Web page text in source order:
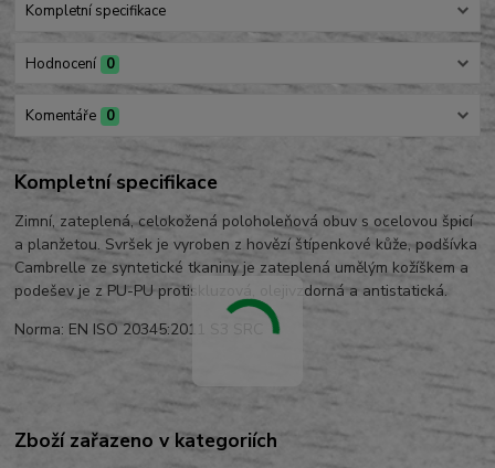
Kompletní specifikace
Hodnocení 0
Komentáře 0
Kompletní specifikace
Zimní, zateplená, celokožená poloholeňová obuv s ocelovou špicí
a planžetou. Svršek je vyroben z hovězí štípenkové kůže, podšívka
Cambrelle ze syntetické tkaniny je zateplená umělým kožíškem a
podešev je z PU-PU protiskluzová, olejivzdorná a antistatická.
Norma: EN ISO 20345:2011 S3 SRC
Zboží zařazeno v kategoriích